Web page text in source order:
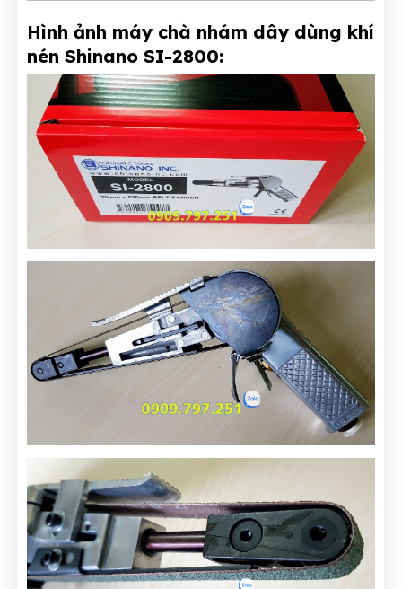
Hình ảnh máy chà nhám dây dùng khí
nén Shinano SI-2800: